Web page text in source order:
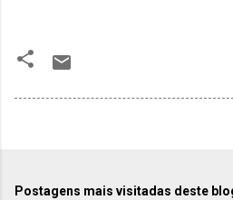
Postagens mais visitadas deste